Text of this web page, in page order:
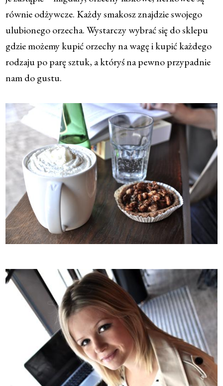
równie odżywcze. Każdy smakosz znajdzie swojego
ulubionego orzecha. Wystarczy wybrać się do sklepu
gdzie możemy kupić orzechy na wagę i kupić każdego
rodzaju po parę sztuk, a któryś na pewno przypadnie
nam do gustu.